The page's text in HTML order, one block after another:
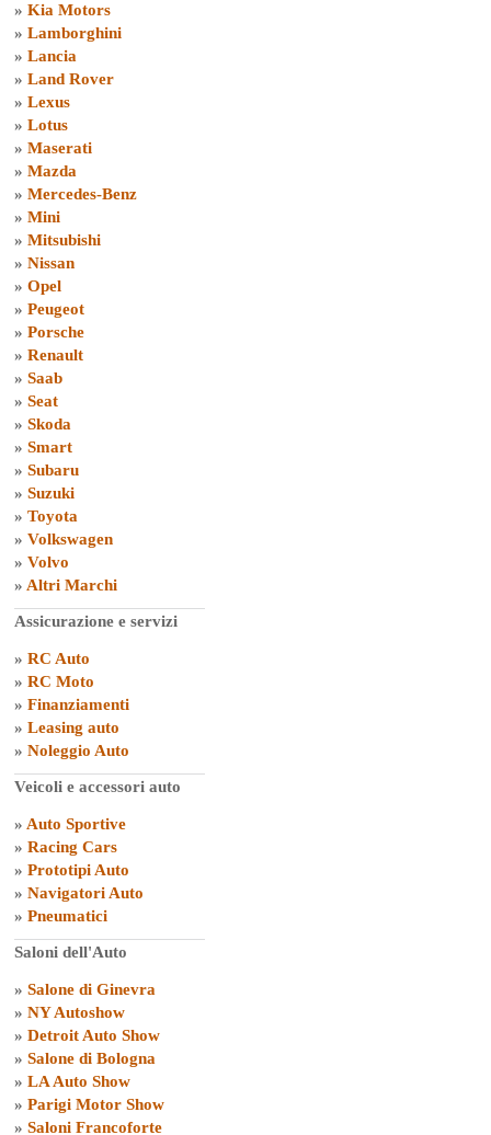
» Kia Motors
» Lamborghini
» Lancia
» Land Rover
» Lexus
» Lotus
» Maserati
» Mazda
» Mercedes-Benz
» Mini
» Mitsubishi
» Nissan
» Opel
» Peugeot
» Porsche
» Renault
» Saab
» Seat
» Skoda
» Smart
» Subaru
» Suzuki
» Toyota
» Volkswagen
» Volvo
» Altri Marchi
Assicurazione e servizi
» RC Auto
» RC Moto
» Finanziamenti
» Leasing auto
» Noleggio Auto
Veicoli e accessori auto
» Auto Sportive
» Racing Cars
» Prototipi Auto
» Navigatori Auto
» Pneumatici
Saloni dell'Auto
» Salone di Ginevra
» NY Autoshow
» Detroit Auto Show
» Salone di Bologna
» LA Auto Show
» Parigi Motor Show
» Saloni Francoforte